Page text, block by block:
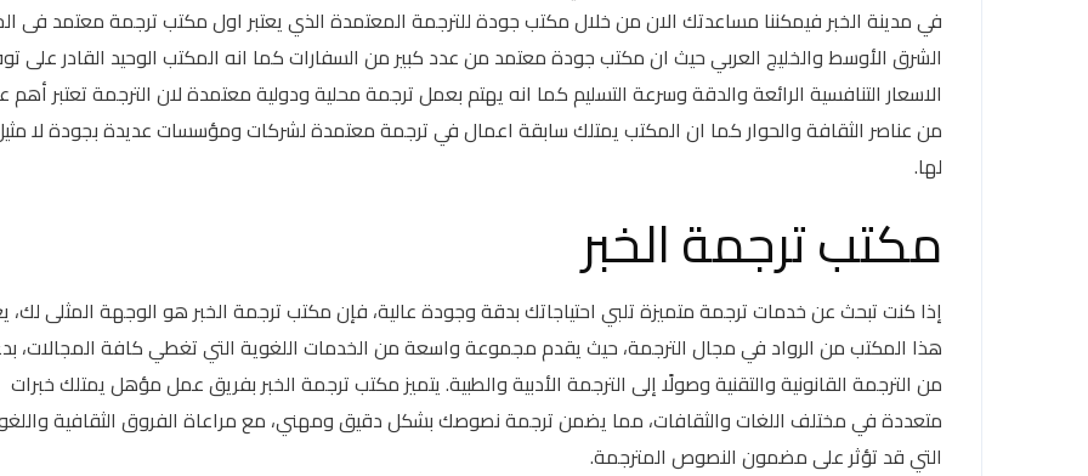
في مدينة الخبر فيمكننا مساعدتك الان من خلال مكتب جودة للترجمة المعتمدة الذي يعتبر اول مكتب ترجمة معتمد فى
الشرق الأوسط والخليج العربي حيث ان مكتب جودة معتمد من عدد كبير من السفارات كما انه المكتب الوحيد القادر على
الاسعار التنافسية الرائعة والدقة وسرعة التسليم كما انه يهتم بعمل ترجمة محلية ودولية معتمدة لان الترجمة تعتبر أهم
من عناصر الثقافة والحوار كما ان المكتب يمتلك سابقة اعمال في ترجمة معتمدة لشركات ومؤسسات عديدة بجودة لا
لها.
مكتب ترجمة الخبر
إذا كنت تبحث عن خدمات ترجمة متميزة تلبي احتياجاتك بدقة وجودة عالية، فإن مكتب ترجمة الخبر هو الوجهة المثلى لك،
هذا المكتب من الرواد في مجال الترجمة، حيث يقدم مجموعة واسعة من الخدمات اللغوية التي تغطي كافة المجالات،
من الترجمة القانونية والتقنية وصولًا إلى الترجمة الأدبية والطبية. يتميز مكتب ترجمة الخبر بفريق عمل مؤهل يمتلك خبرات
متعددة في مختلف اللغات والثقافات، مما يضمن ترجمة نصوصك بشكل دقيق ومهني، مع مراعاة الفروق الثقافية
التي قد تؤثر على مضمون النصوص المترجمة.